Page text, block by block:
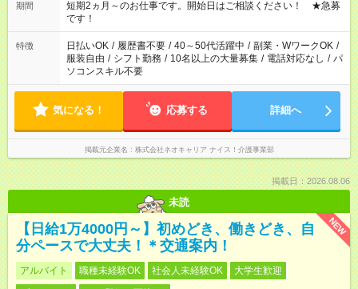
期間
短期2ヵ月～のお仕事です。開始日はご相談ください！ ★急募
です！
特徴 日払いOK / 履歴書不要 / 40～50代活躍中 / 副業・WワークOK /
服装自由 / シフト勤務 / 10名以上の大量募集 / 電話対応なし / パ
ソコンスキル不要
気になる！ 応募する 詳細へ
掲載元企業名 株式会社ネオキャリア ナイス！介護事業部
掲載日：2026.08.06
未読
NEW
【日給1万4000円～】初めどき、働きどき、自
分ペースで大丈夫！＊交通案内！
アルバイト 職種未経験OK 社会人未経験OK
大学生歓迎